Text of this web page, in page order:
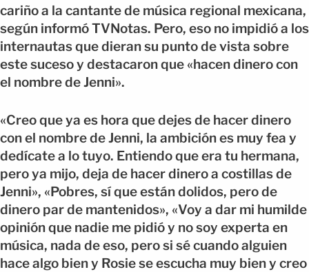
cariño a la cantante de música regional mexicana,
según informó TVNotas. Pero, eso no impidió a los
internautas que dieran su punto de vista sobre
este suceso y destacaron que «hacen dinero con
el nombre de Jenni».
«Creo que ya es hora que dejes de hacer dinero
con el nombre de Jenni, la ambición es muy fea y
dedícate a lo tuyo. Entiendo que era tu hermana,
pero ya mijo, deja de hacer dinero a costillas de
Jenni», «Pobres, sí que están dolidos, pero de
dinero par de mantenidos», «Voy a dar mi humilde
opinión que nadie me pidió y no soy experta en
música, nada de eso, pero si sé cuando alguien
hace algo bien y Rosie se escucha muy bien y creo